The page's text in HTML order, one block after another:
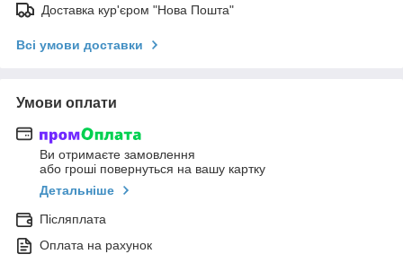
Доставка кур'єром "Нова Пошта"
Всі умови доставки
Умови оплати
Ви отримаєте замовлення
або гроші повернуться на вашу картку
Детальніше
Післяплата
Оплата на рахунок